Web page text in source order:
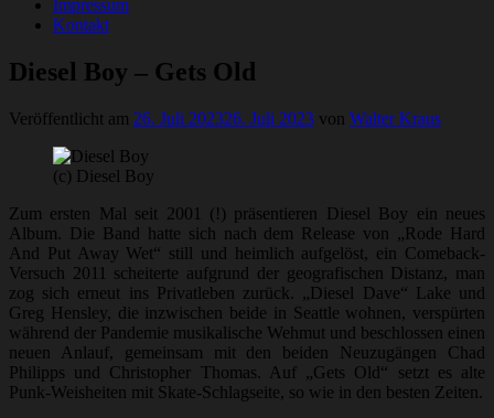
Impressum
Kontakt
Diesel Boy – Gets Old
Veröffentlicht am 26. Juli 202326. Juli 2023 von Walter Kraus
(c) Diesel Boy
Zum ersten Mal seit 2001 (!) präsentieren Diesel Boy ein neues
Album. Die Band hatte sich nach dem Release von „Rode Hard
And Put Away Wet“ still und heimlich aufgelöst, ein Comeback-
Versuch 2011 scheiterte aufgrund der geografischen Distanz, man
zog sich erneut ins Privatleben zurück. „Diesel Dave“ Lake und
Greg Hensley, die inzwischen beide in Seattle wohnen, verspürten
während der Pandemie musikalische Wehmut und beschlossen einen
neuen Anlauf, gemeinsam mit den beiden Neuzugängen Chad
Philipps und Christopher Thomas. Auf „Gets Old“ setzt es alte
Punk-Weisheiten mit Skate-Schlagseite, so wie in den besten Zeiten.